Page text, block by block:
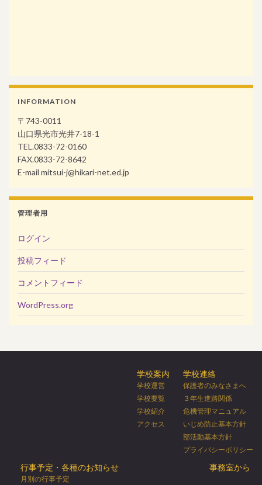
INFORMATION
〒743-0011
山口県光市光井7-18-1
TEL.0833-72-0160
FAX.0833-72-8642
E-mail mitsui-j@hikari-net.ed.jp
管理者用
ログイン
投稿フィード
コメントフィード
WordPress.org
学校案内
学校運営
学校要覧
学校紹介
アクセス
学校連絡
保護者のみなさまへ
３年生進路関係
危機管理マニュアル
いじめ防止基本方針
部活動基本方針
プライバシーポリシー
行事予定・各種のお知らせ
月別の行事予定
事務室から